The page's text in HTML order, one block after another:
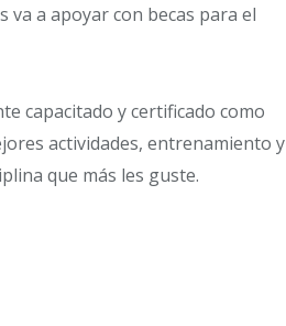
va a apoyar con becas para el
capacitado y certificado como
actividades, entrenamiento y
que más les guste.